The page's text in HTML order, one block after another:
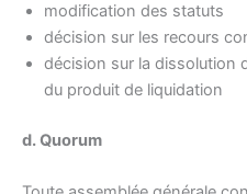
modification des statuts
décision sur les recours
décision sur la dissolution
du produit de liquidation
d. Quorum